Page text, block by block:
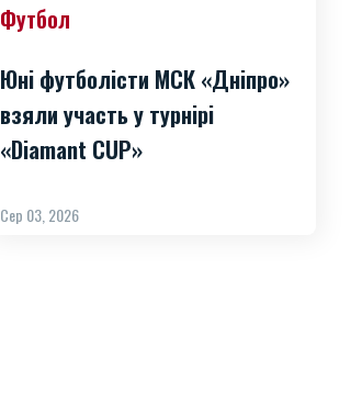
Футбол
Юні футболісти МСК «Дніпро»
взяли участь у турнірі
«Diamant CUP»
Сер 03, 2026